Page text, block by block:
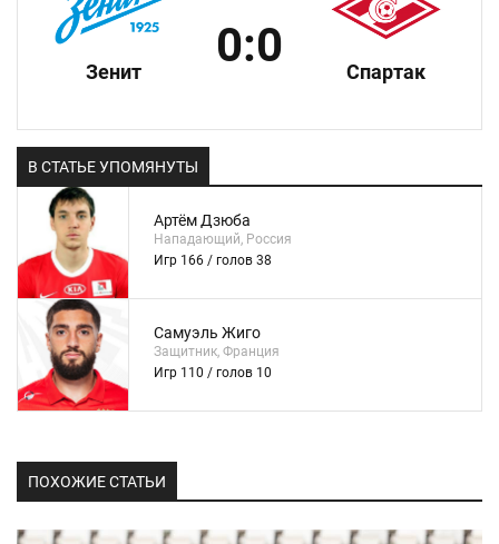
Зенит 0:0 Спартак
В СТАТЬЕ УПОМЯНУТЫ
Артём Дзюба
Нападающий, Россия
Игр 166 / голов 38
Самуэль Жиго
Защитник, Франция
Игр 110 / голов 10
ПОХОЖИЕ СТАТЬИ